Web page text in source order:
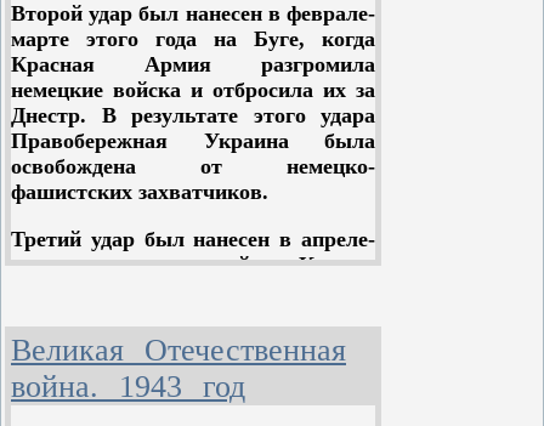
Второй удар был нанесен в феврале-
марте этого года на Буге, когда
Красная Армия разгромила
немецкие войска и отбросила их за
Днестр. В результате этого удара
Правобережная Украина была
освобождена от немецко-
фашистских захватчиков.
Третий удар был нанесен в апреле-
мае этого года в районе Крыма,
результате этого удара были
освобождены от немецкого гнета
Крым и Одесса.
Великая Отечественная
война. 1943 год